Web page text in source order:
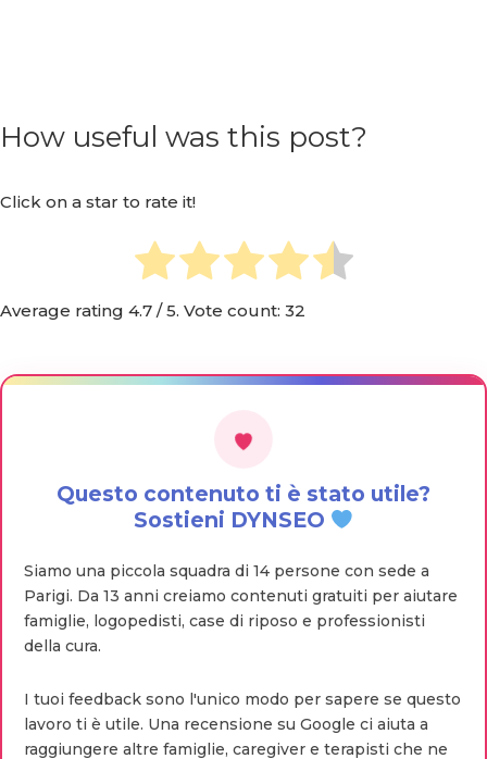
How useful was this post?
Click on a star to rate it!
Average rating 4.7 / 5. Vote count: 32
Questo contenuto ti è stato utile?
Sostieni DYNSEO
Siamo una piccola squadra di 14 persone con sede a
Parigi. Da 13 anni creiamo contenuti gratuiti per aiutare
famiglie, logopedisti, case di riposo e professionisti
della cura.
I tuoi feedback sono l'unico modo per sapere se questo
lavoro ti è utile. Una recensione su Google ci aiuta a
raggiungere altre famiglie, caregiver e terapisti che ne